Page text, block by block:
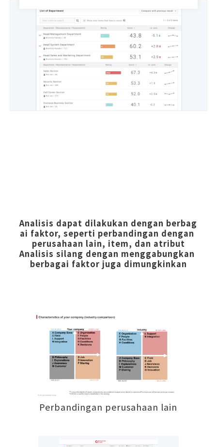
Analisis dapat dilakukan dengan berbag
ai faktor, seperti perbandingan dengan
perusahaan lain, item, dan atribut
Analisis silang dengan menggabungkan
berbagai faktor juga dimungkinkan
Perbandingan perusahaan lain